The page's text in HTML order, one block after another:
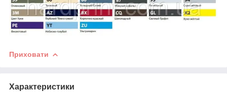
Приховати
Характеристики